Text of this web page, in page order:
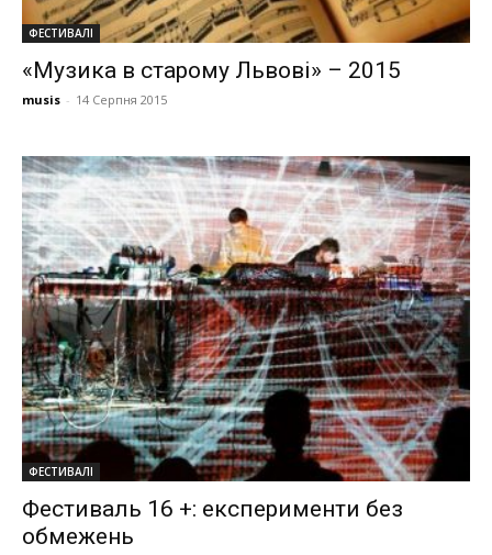
ФЕСТИВАЛІ
«Музика в старому Львові» – 2015
musis - 14 Серпня 2015
ФЕСТИВАЛІ
Фестиваль 16 +: експерименти без
обмежень